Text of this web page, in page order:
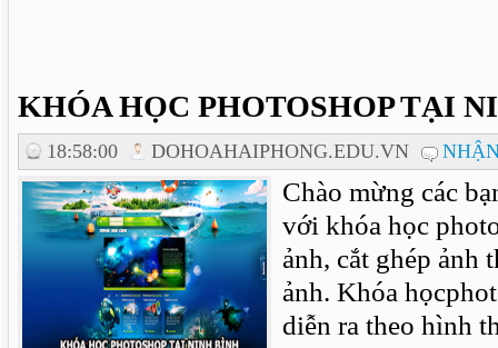
KHÓA HỌC PHOTOSHOP TẠI
18:58:00 DOHOAHAIPHONG.EDU.VN
Chào mừng các
với khóa học
ảnh, cắt ghép ảnh
ảnh. Khóa
diễn ra theo hình